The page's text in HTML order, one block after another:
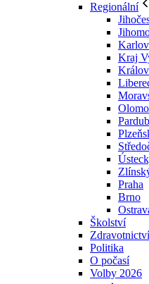
Regionální
Kraj
Praha
Brno
Školství
Zdravotnictví
Politika
O počasí
Volby 2026